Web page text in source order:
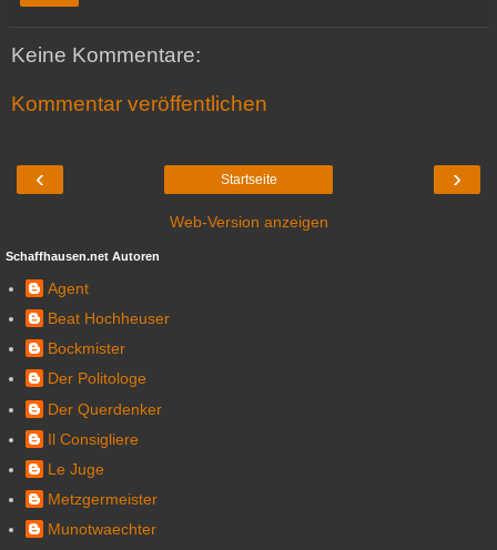
Keine Kommentare:
Kommentar veröffentlichen
‹ ›
Startseite
Web-Version anzeigen
Schaffhausen.net Autoren
Agent
Beat Hochheuser
Bockmister
Der Politologe
Der Querdenker
Il Consigliere
Le Juge
Metzgermeister
Munotwaechter